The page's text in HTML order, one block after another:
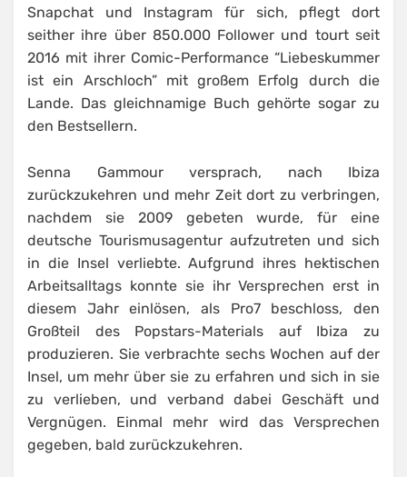
Snapchat und Instagram für sich, pflegt dort
seither ihre über 850.000 Follower und tourt seit
2016 mit ihrer Comic-Performance “Liebeskummer
ist ein Arschloch” mit großem Erfolg durch die
Lande. Das gleichnamige Buch gehörte sogar zu
den Bestsellern.
Senna Gammour versprach, nach Ibiza
zurückzukehren und mehr Zeit dort zu verbringen,
nachdem sie 2009 gebeten wurde, für eine
deutsche Tourismusagentur aufzutreten und sich
in die Insel verliebte. Aufgrund ihres hektischen
Arbeitsalltags konnte sie ihr Versprechen erst in
diesem Jahr einlösen, als Pro7 beschloss, den
Großteil des Popstars-Materials auf Ibiza zu
produzieren. Sie verbrachte sechs Wochen auf der
Insel, um mehr über sie zu erfahren und sich in sie
zu verlieben, und verband dabei Geschäft und
Vergnügen. Einmal mehr wird das Versprechen
gegeben, bald zurückzukehren.